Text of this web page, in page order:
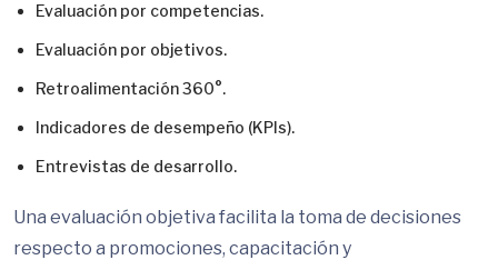
Evaluación por competencias.
Evaluación por objetivos.
Retroalimentación 360°.
Indicadores de desempeño (KPIs).
Entrevistas de desarrollo.
Una evaluación objetiva facilita la toma de decisiones
respecto a promociones, capacitación y